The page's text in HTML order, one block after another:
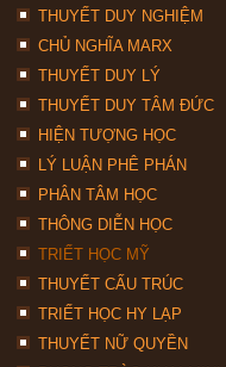
THUYẾT DUY NGHIỆM
CHỦ NGHĨA MARX
THUYẾT DUY LÝ
THUYẾT DUY TÂM ĐỨC
HIỆN TƯỢNG HỌC
LÝ LUẬN PHÊ PHÁN
PHÂN TÂM HỌC
THÔNG DIỄN HỌC
TRIẾT HỌC MỸ
THUYẾT CẤU TRÚC
TRIẾT HỌC HY LẠP
THUYẾT NỮ QUYỀN